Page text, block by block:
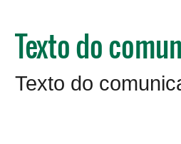
Texto do
Texto do